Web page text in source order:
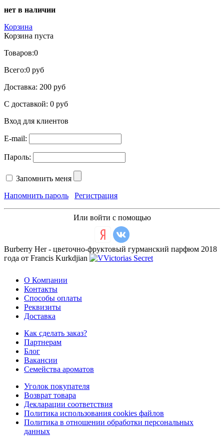
нет в наличии
Корзина
Корзина пуста
Товаров:0
Всего:0 руб
Доставка: 200 руб
С доставкой: 0 руб
Вход для клиентов
E-mail:
Пароль:
Запомнить меня
Напомнить пароль
Регистрация
Или войти с помощью
Burberry Her - цветочно-фруктовый гурманский парфюм 2018
года от Francis Kurkdjian
О Компании
Контакты
Способы оплаты
Реквизиты
Доставка
Как сделать заказ?
Партнерам
Блог
Вакансии
Семейства ароматов
Уголок покупателя
Возврат товара
Декларации соответствия
Политика использования cookies файлов
Политика в отношении обработки персональных
данных